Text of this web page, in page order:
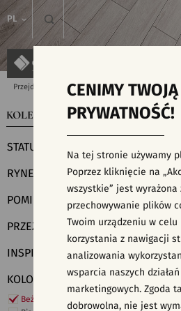
PL
Przejdź do strony głównej Kolekcje
KOLEKCJE
STATUS
RYNEK
POMIESZCZENIE
PRZEZNACZENIE
INSPIRACJE
KOLORY
Beżowe
CENIMY TWOJĄ
PRYWATNOŚĆ!
Na tej stronie używamy
Poprzez kliknięcie na
wszystkie” jest wyrażona
przechowywanie plików
Twoim urządzeniu w
korzystania z nawigacji
analizowania
wsparcia naszych działań
marketingowych. Zgoda
dobrowolna, nie jest